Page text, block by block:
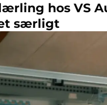
hos VS
særligt